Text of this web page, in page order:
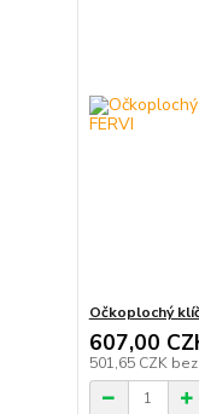
Očkoplochý
607,00
501,65 CZK